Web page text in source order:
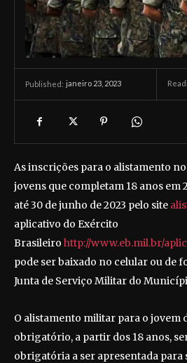
Published: janeiro 23, 2023
As inscrições para o alistamento
jovens que completam 18 anos em
até 30 de junho de 2023 pelo site
aplicativo do Exército
Brasileiro http://www.eb.mil.br/
pode ser baixado no celular ou de
Junta de Serviço Militar do
O alistamento militar para o jovem
obrigatório, a partir dos 18 anos,
obrigatória a ser apresentada para